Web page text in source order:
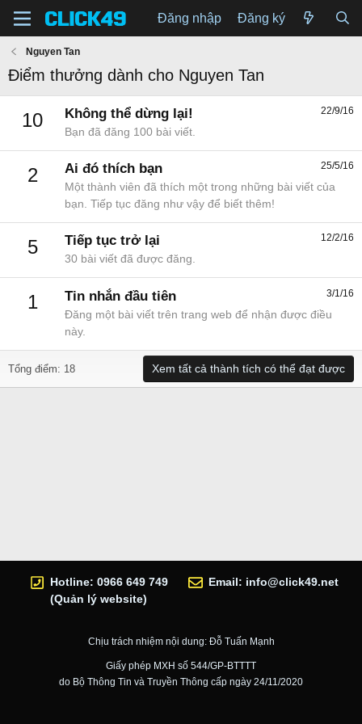
Đăng nhập Đăng ký
Nguyen Tan
Điểm thưởng dành cho Nguyen Tan
10 22/9/16
Không thể dừng lại!
Bạn đã đăng 100 bài viết.
2 25/5/16
Ai đó thích bạn
Một thành viên đã thích một trong những bài viết của
bạn. Tiếp tục đăng như vậy để biết thêm!
5 12/2/16
Tiếp tục trở lại
30 bài viết đã được đăng.
1 3/1/16
Tin nhắn đầu tiên
Đăng một bài viết trên trang web để nhận được điều
này.
Tổng điểm: 18 Xem tất cả thành tích có thể đạt được
Hotline: 0966 649 749
(Quản lý website)
Email: info@click49.net
Chịu trách nhiệm nội dung: Đỗ Tuấn Mạnh
Giấy phép MXH số 544/GP-BTTTT
do Bộ Thông Tin và Truyền Thông cấp ngày 24/11/2020